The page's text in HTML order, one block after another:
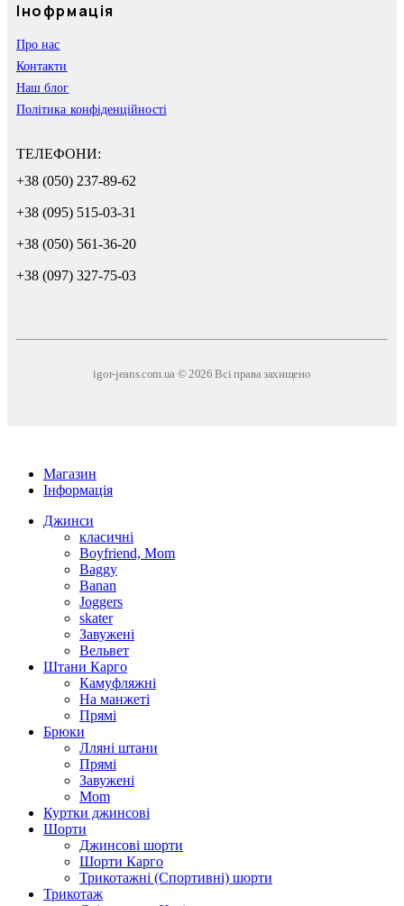
Інофрмація
Про нас
Контакти
Наш блог
Політика конфіденційності
ТЕЛЕФОНИ:
+38 (050) 237-89-62
+38 (095) 515-03-31
+38 (050) 561-36-20
+38 (097) 327-75-03
igor-jeans.com.ua © 2026 Всі права захищено
Магазин
Інформація
Джинси
класичні
Boyfriend, Mom
Baggy
Banan
Joggers
skater
Завужені
Вельвет
Штани Карго
Камуфляжні
На манжеті
Прямі
Брюки
Лляні штани
Прямі
Завужені
Mom
Куртки джинсові
Шорти
Джинсові шорти
Шорти Карго
Трикотажні (Спортивні) шорти
Трикотаж